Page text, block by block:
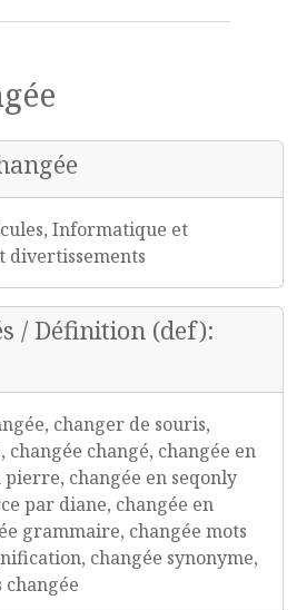
Informatique et
divertissements
/ Définition (def):
changer de souris,
changée changé, changée en
pierre, changée en seqonly
par diane, changée en
grammaire, changée mots
changée synonyme,
changée